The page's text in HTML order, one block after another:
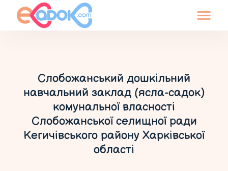
Слобожанський дошкільний
навчальний заклад (ясла-садок)
комунальної власності
Слобожанської селищної ради
Кегичівського району Харківської
області